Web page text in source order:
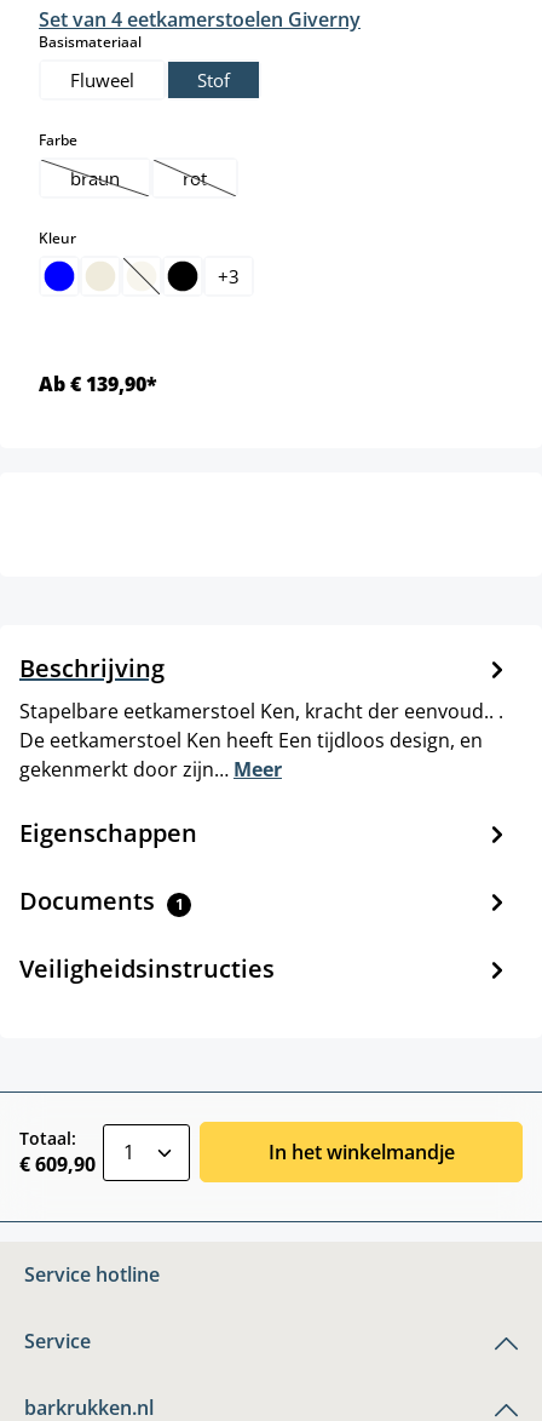
Set van 4 eetkamerstoelen Giverny
Basismateriaalselect
Fluweel Stof
Farbeselect
braun
(Deze optie is momenteel niet beschikbaar.)
rot
(Deze optie is momenteel niet beschikbaar.)
Kleurselect
(Deze optie is momenteel niet beschikbaar.)
+3
Ab € 139,90*
Beschrijving
Stapelbare eetkamerstoel Ken, kracht der eenvoud.. .
De eetkamerstoel Ken heeft Een tijdloos design, en
gekenmerkt door zijn… Meer
Eigenschappen
Documents 1
Veiligheidsinstructies
Totaal:
€ 609,90 In het winkelmandje
Service hotline
Service
barkrukken.nl